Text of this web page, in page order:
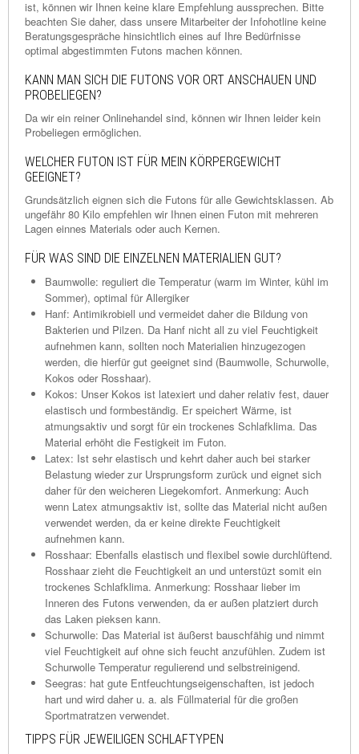
ist, können wir Ihnen keine klare Empfehlung aussprechen. Bitte
beachten Sie daher, dass unsere Mitarbeiter der Infohotline keine
Beratungsgespräche hinsichtlich eines auf Ihre Bedürfnisse
optimal abgestimmten Futons machen können.
KANN MAN SICH DIE FUTONS VOR ORT ANSCHAUEN UND
PROBELIEGEN?
Da wir ein reiner Onlinehandel sind, können wir Ihnen leider kein
Probeliegen ermöglichen.
WELCHER FUTON IST FÜR MEIN KÖRPERGEWICHT
GEEIGNET?
Grundsätzlich eignen sich die Futons für alle Gewichtsklassen. Ab
ungefähr 80 Kilo empfehlen wir Ihnen einen Futon mit mehreren
Lagen einnes Materials oder auch Kernen.
FÜR WAS SIND DIE EINZELNEN MATERIALIEN GUT?
Baumwolle: reguliert die Temperatur (warm im Winter, kühl im
Sommer), optimal für Allergiker
Hanf: Antimikrobiell und vermeidet daher die Bildung von
Bakterien und Pilzen. Da Hanf nicht all zu viel Feuchtigkeit
aufnehmen kann, sollten noch Materialien hinzugezogen
werden, die hierfür gut geeignet sind (Baumwolle, Schurwolle,
Kokos oder Rosshaar).
Kokos: Unser Kokos ist latexiert und daher relativ fest, dauer
elastisch und formbeständig. Er speichert Wärme, ist
atmungsaktiv und sorgt für ein trockenes Schlafklima. Das
Material erhöht die Festigkeit im Futon.
Latex: Ist sehr elastisch und kehrt daher auch bei starker
Belastung wieder zur Ursprungsform zurück und eignet sich
daher für den weicheren Liegekomfort. Anmerkung: Auch
wenn Latex atmungsaktiv ist, sollte das Material nicht außen
verwendet werden, da er keine direkte Feuchtigkeit
aufnehmen kann.
Rosshaar: Ebenfalls elastisch und flexibel sowie durchlüftend.
Rosshaar zieht die Feuchtigkeit an und unterstüzt somit ein
trockenes Schlafklima. Anmerkung: Rosshaar lieber im
Inneren des Futons verwenden, da er außen platziert durch
das Laken pieksen kann.
Schurwolle: Das Material ist äußerst bauschfähig und nimmt
viel Feuchtigkeit auf ohne sich feucht anzufühlen. Zudem ist
Schurwolle Temperatur regulierend und selbstreinigend.
Seegras: hat gute Entfeuchtungseigenschaften, ist jedoch
hart und wird daher u. a. als Füllmaterial für die großen
Sportmatratzen verwendet.
TIPPS FÜR JEWEILIGEN SCHLAFTYPEN